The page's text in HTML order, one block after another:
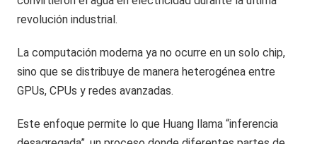
revolución industrial.
La computación moderna ya no ocurre en un solo chip,
sino que se distribuye de manera heterogénea entre
GPUs, CPUs y redes avanzadas.
Este enfoque permite lo que Huang llama “inferencia